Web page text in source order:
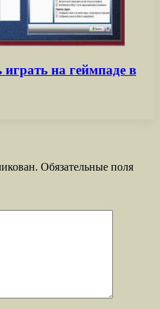
на геймпаде в
Обязательные поля